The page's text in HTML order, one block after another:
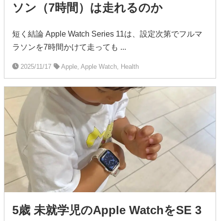
ソン（7時間）は走れるのか
短く結論 Apple Watch Series 11は、設定次第でフルマ
ラソンを7時間かけて走っても ...
2025/11/17 Apple, Apple Watch, Health
5歳 未就学児のApple WatchをSE 3